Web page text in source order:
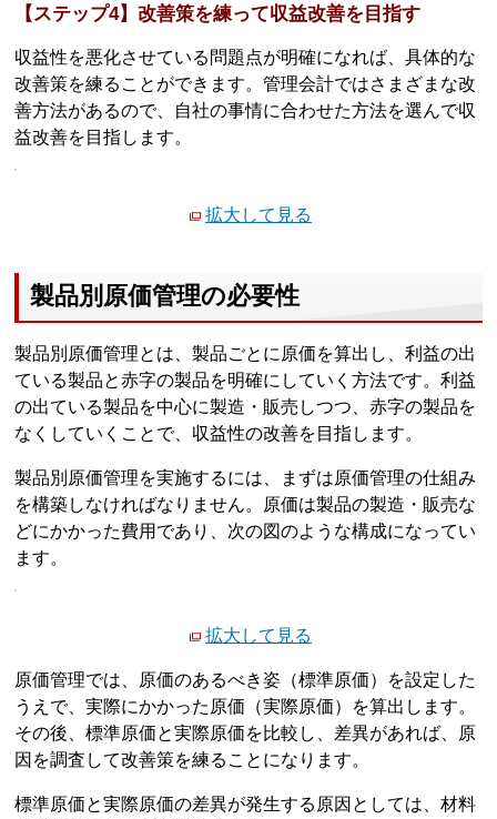
【ステップ4】改善策を練って収益改善を目指す
収益性を悪化させている問題点が明確になれば、具体的な
改善策を練ることができます。管理会計ではさまざまな改
善方法があるので、自社の事情に合わせた方法を選んで収
益改善を目指します。
拡大して見る
製品別原価管理の必要性
製品別原価管理とは、製品ごとに原価を算出し、利益の出
ている製品と赤字の製品を明確にしていく方法です。利益
の出ている製品を中心に製造・販売しつつ、赤字の製品を
なくしていくことで、収益性の改善を目指します。
製品別原価管理を実施するには、まずは原価管理の仕組み
を構築しなければなりません。原価は製品の製造・販売な
どにかかった費用であり、次の図のような構成になってい
ます。
拡大して見る
原価管理では、原価のあるべき姿（標準原価）を設定した
うえで、実際にかかった原価（実際原価）を算出します。
その後、標準原価と実際原価を比較し、差異があれば、原
因を調査して改善策を練ることになります。
標準原価と実際原価の差異が発生する原因としては、材料